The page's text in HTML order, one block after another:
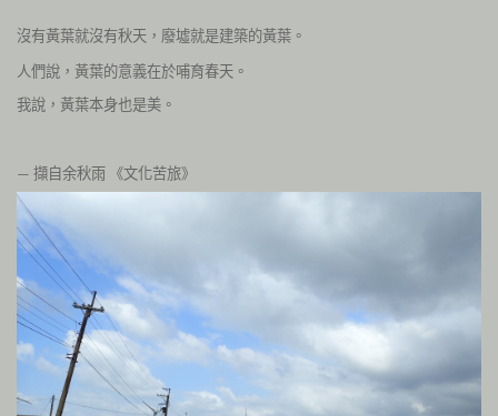
沒有黃葉就沒有秋天，廢墟就是建築的黃葉。
人們說，黃葉的意義在於哺育春天。
我說，黃葉本身也是美。
— 擷自余秋雨 《文化苦旅》